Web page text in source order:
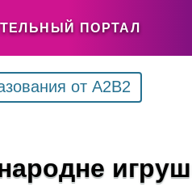
ПОРТАЛ
от A2B2